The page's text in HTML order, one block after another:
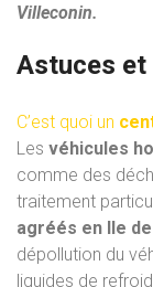
Villeconin.
Astuces et
C’est quoi un
Les véhicules
comme des
traitement
agréés en Ile
dépollution du
liquides de